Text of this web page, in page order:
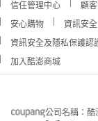
信任管理中心
顧
安心購物
資訊安全
資訊安全及隱私保護認
加入酷澎商城
公司名稱：酷